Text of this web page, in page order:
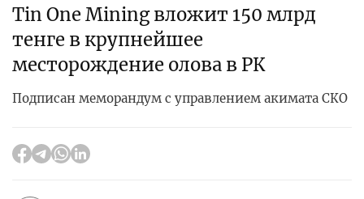
Tin One Mining вложит 150 млрд
тенге в крупнейшее
месторождение олова в РК
Подписан меморандум с управлением акимата СКО